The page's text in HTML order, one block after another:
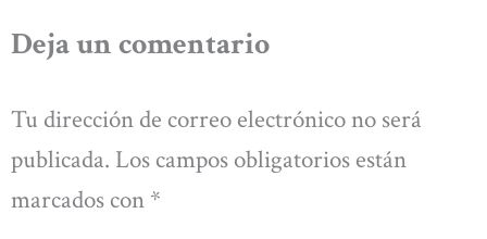
Deja un comentario
Tu dirección de correo electrónico no será
publicada. Los campos obligatorios están
marcados con *